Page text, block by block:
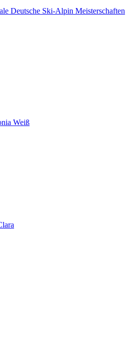
Deutsche Ski-Alpin Meisterschaften
Weiß